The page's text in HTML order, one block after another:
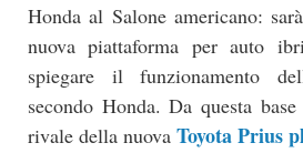
Honda al Salone americano:
nuova piattaforma per auto
spiegare il funzionamento
secondo Honda. Da questa
rivale della nuova Toyota Prius